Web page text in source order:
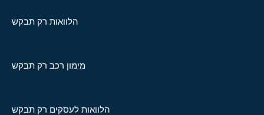
הלוואות רק תבקש
מימון רכב רק תבקש
הלוואות לעסקים רק תבקש